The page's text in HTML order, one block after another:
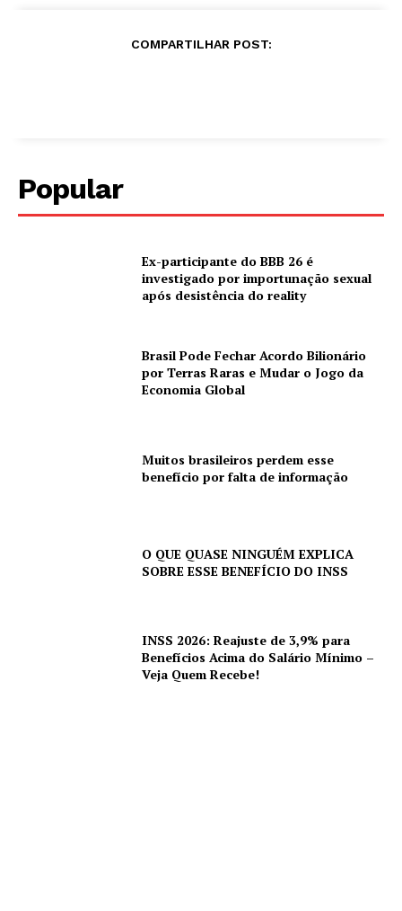
COMPARTILHAR POST:
Popular
Ex-participante do BBB 26 é
investigado por importunação sexual
após desistência do reality
Brasil Pode Fechar Acordo Bilionário
por Terras Raras e Mudar o Jogo da
Economia Global
Muitos brasileiros perdem esse
benefício por falta de informação
O QUE QUASE NINGUÉM EXPLICA
SOBRE ESSE BENEFÍCIO DO INSS
INSS 2026: Reajuste de 3,9% para
Benefícios Acima do Salário Mínimo –
Veja Quem Recebe!